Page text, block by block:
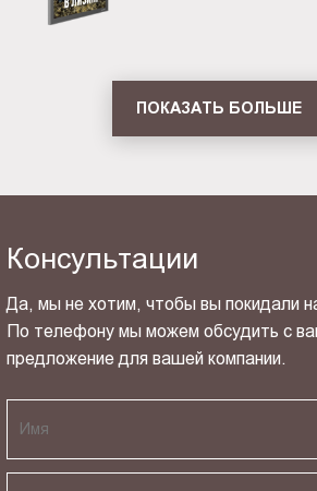
ПОКАЗАТЬ БОЛЬШЕ
Консультации
Да, мы не хотим, чтобы вы покидали
По телефону мы можем обсудить с
предложение для вашей компании.